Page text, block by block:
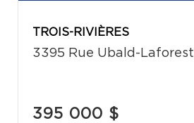
TROIS-RIVIÈRES
3395 Rue Ubald-Laforest
395 000 $